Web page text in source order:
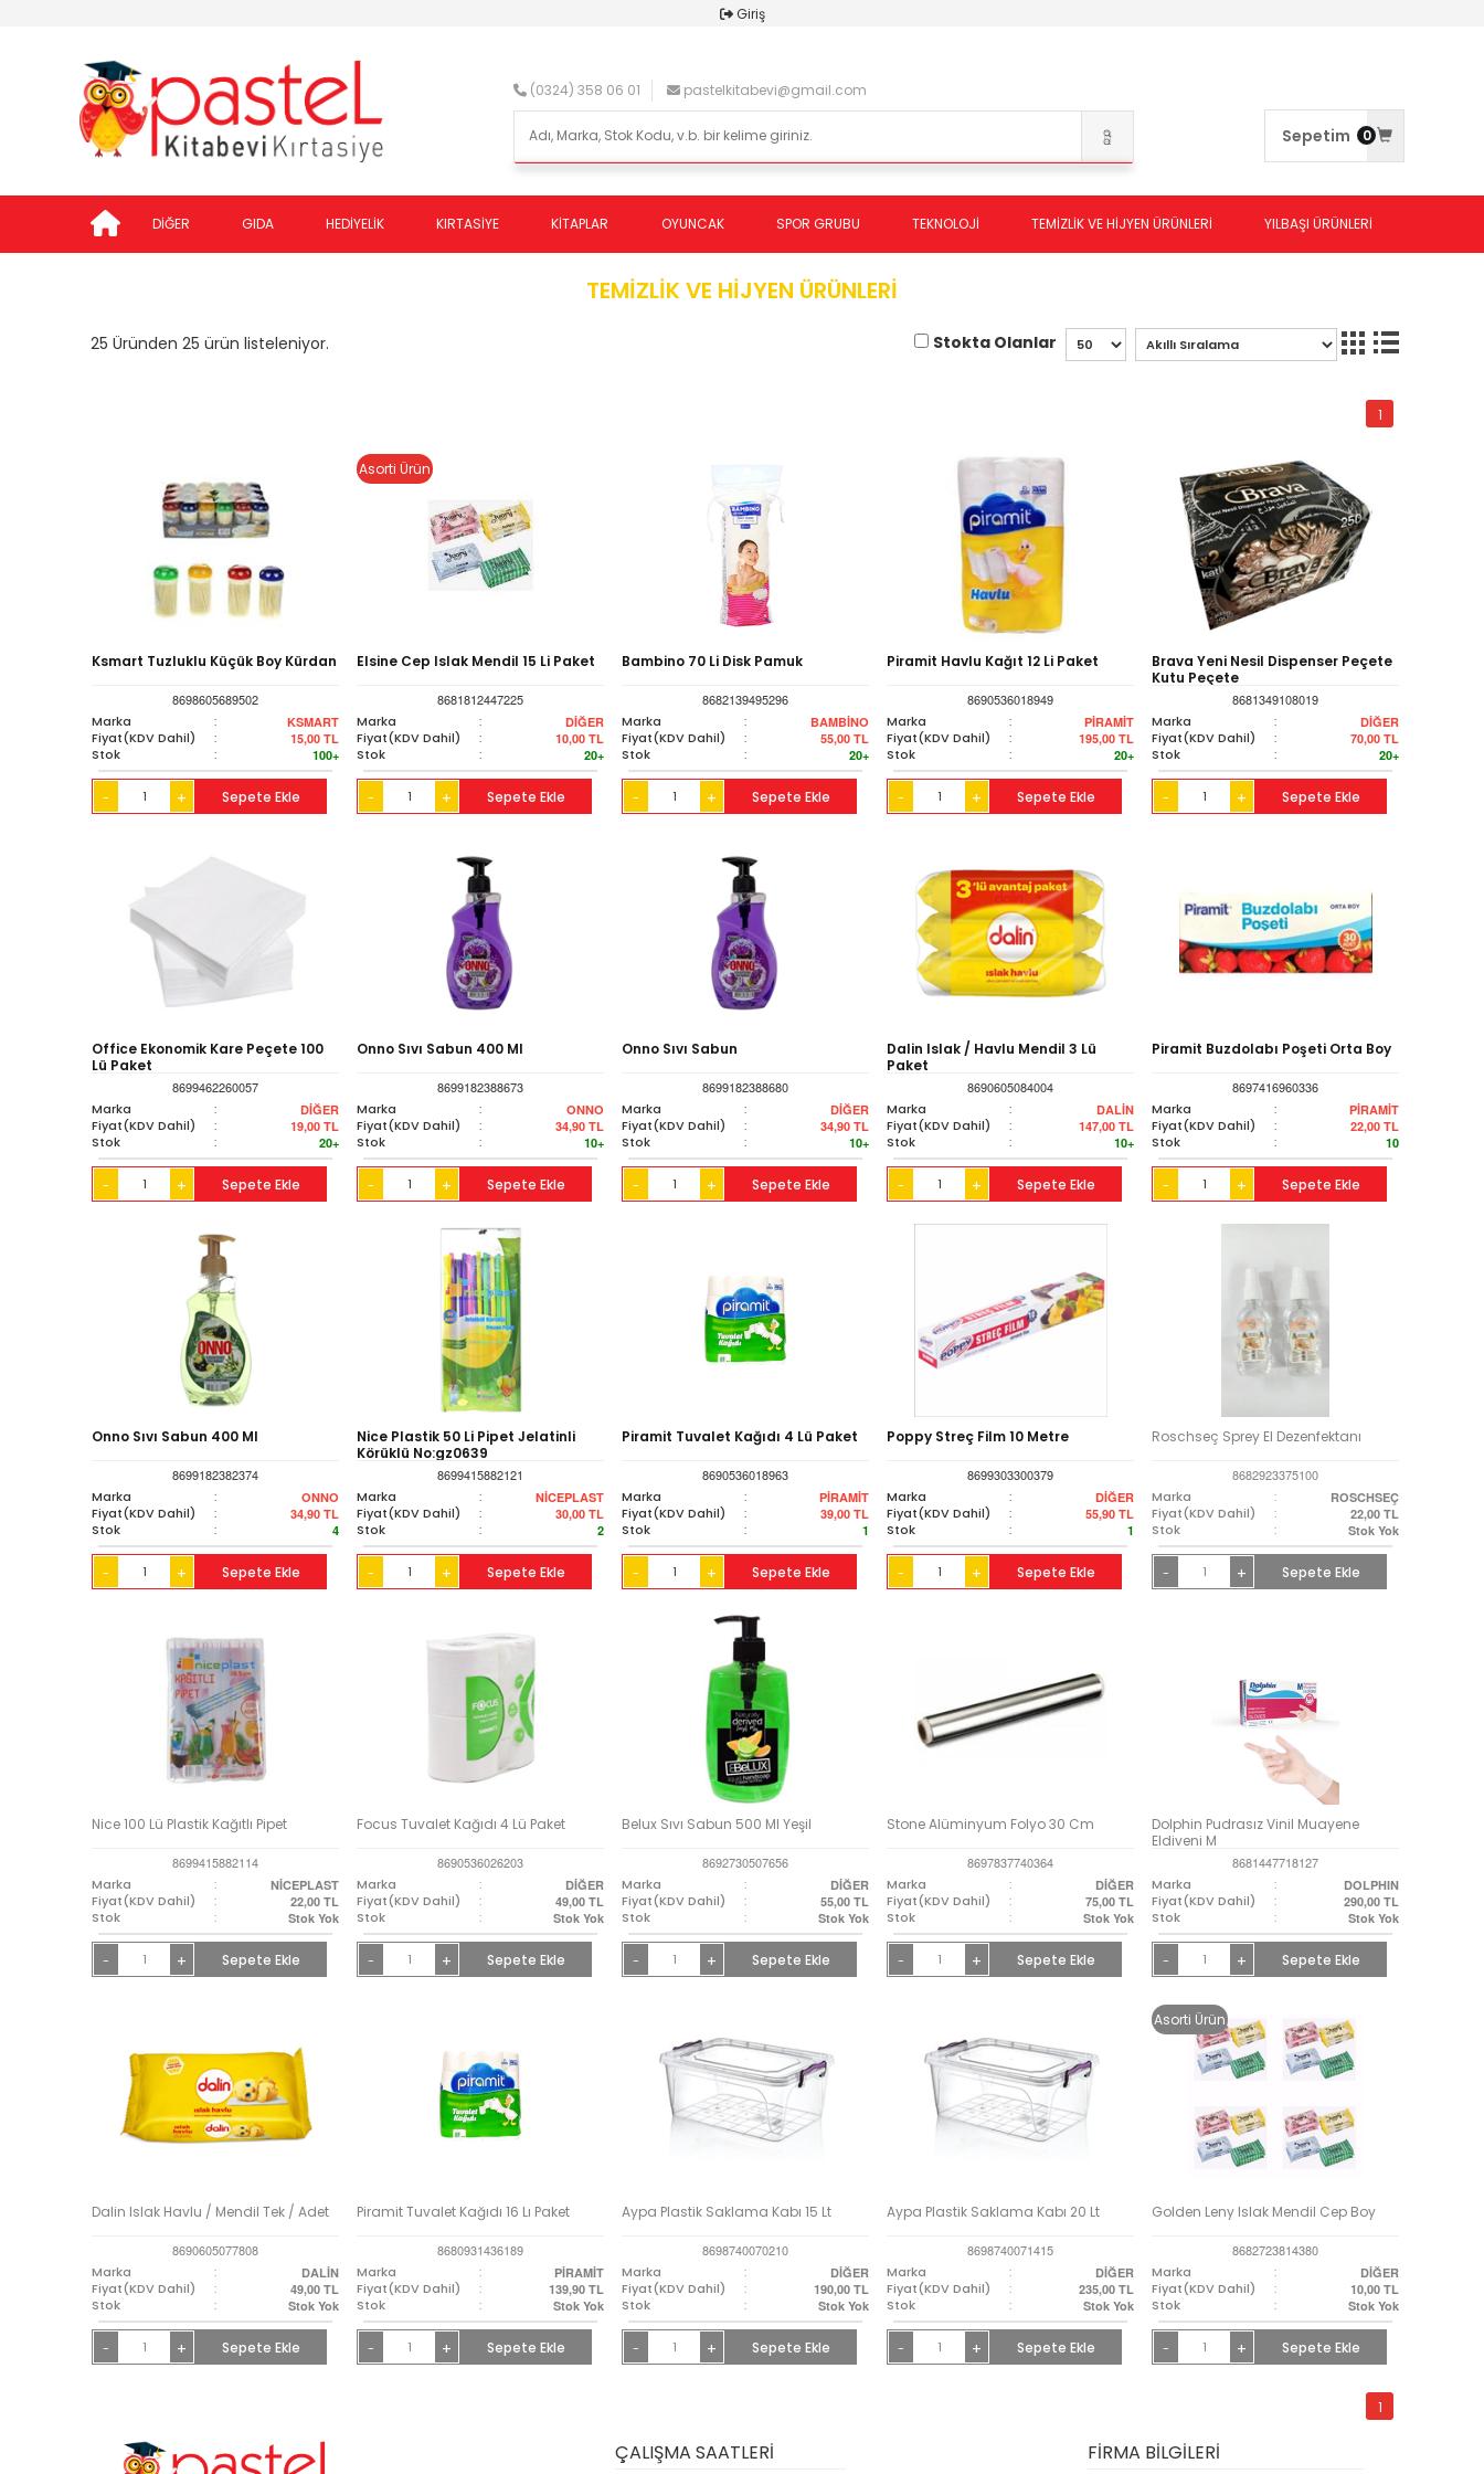
Giriş
(0324) 358 06 01 pastelkitabevi@gmail.com
Sepetim 0
DİĞER GIDA HEDİYELİK KIRTASİYE KİTAPLAR OYUNCAK SPOR GRUBU TEKNOLOJİ TEMİZLİK VE HİJYEN ÜRÜNLERİ YILBAŞI ÜRÜNLERİ
TEMİZLİK VE HİJYEN ÜRÜNLERİ
25 Üründen 25 ürün listeleniyor. Stokta Olanlar
1
Ksmart Tuzluklu Küçük Boy Kürdan
8698605689502
Marka
: KSMART
Fiyat(KDV Dahil) : 15,00 TL
Stok : 100+
- + Sepete Ekle
Asorti Ürün
Elsine Cep Islak Mendil 15 Li Paket
8681812447225
Marka
: DİĞER
Fiyat(KDV Dahil) : 10,00 TL
Stok : 20+
- + Sepete Ekle
Bambino 70 Li Disk Pamuk
8682139495296
Marka
: BAMBİNO
Fiyat(KDV Dahil) : 55,00 TL
Stok : 20+
- + Sepete Ekle
Piramit Havlu Kağıt 12 Li Paket
8690536018949
Marka
: PİRAMİT
Fiyat(KDV Dahil) : 195,00 TL
Stok : 20+
- + Sepete Ekle
Brava Yeni Nesil Dispenser Peçete
Kutu Peçete
8681349108019
Marka
: DİĞER
Fiyat(KDV Dahil) : 70,00 TL
Stok : 20+
- + Sepete Ekle
Office Ekonomik Kare Peçete 100
Lü Paket
8699462260057
Marka
: DİĞER
Fiyat(KDV Dahil) : 19,00 TL
Stok : 20+
- + Sepete Ekle
Onno Sıvı Sabun 400 Ml
8699182388673
Marka
: ONNO
Fiyat(KDV Dahil) : 34,90 TL
Stok : 10+
- + Sepete Ekle
Onno Sıvı Sabun
8699182388680
Marka
: DİĞER
Fiyat(KDV Dahil) : 34,90 TL
Stok : 10+
- + Sepete Ekle
Dalin Islak / Havlu Mendil 3 Lü
Paket
8690605084004
Marka
: DALİN
Fiyat(KDV Dahil) : 147,00 TL
Stok : 10+
- + Sepete Ekle
Piramit Buzdolabı Poşeti Orta Boy
8697416960336
Marka
: PİRAMİT
Fiyat(KDV Dahil) : 22,00 TL
Stok : 10
- + Sepete Ekle
Onno Sıvı Sabun 400 Ml
8699182382374
Marka
: ONNO
Fiyat(KDV Dahil) : 34,90 TL
Stok : 4
- + Sepete Ekle
Nice Plastik 50 Li Pipet Jelatinli
Körüklü No:gz0639
8699415882121
Marka
: NİCEPLAST
Fiyat(KDV Dahil) : 30,00 TL
Stok : 2
- + Sepete Ekle
Piramit Tuvalet Kağıdı 4 Lü Paket
8690536018963
Marka
: PİRAMİT
Fiyat(KDV Dahil) : 39,00 TL
Stok : 1
- + Sepete Ekle
Poppy Streç Film 10 Metre
8699303300379
Marka
: DİĞER
Fiyat(KDV Dahil) : 55,90 TL
Stok : 1
- + Sepete Ekle
Roschseç Sprey El Dezenfektanı
8682923375100
Marka
: ROSCHSEÇ
Fiyat(KDV Dahil) : 22,00 TL
Stok : Stok Yok
- + Sepete Ekle
Nice 100 Lü Plastik Kağıtlı Pipet
8699415882114
Marka
: NİCEPLAST
Fiyat(KDV Dahil) : 22,00 TL
Stok : Stok Yok
- + Sepete Ekle
Focus Tuvalet Kağıdı 4 Lü Paket
8690536026203
Marka
: DİĞER
Fiyat(KDV Dahil) : 49,00 TL
Stok : Stok Yok
- + Sepete Ekle
Belux Sıvı Sabun 500 Ml Yeşil
8692730507656
Marka
: DİĞER
Fiyat(KDV Dahil) : 55,00 TL
Stok : Stok Yok
- + Sepete Ekle
Stone Alüminyum Folyo 30 Cm
8697837740364
Marka
: DİĞER
Fiyat(KDV Dahil) : 75,00 TL
Stok : Stok Yok
- + Sepete Ekle
Dolphin Pudrasız Vinil Muayene
Eldiveni M
8681447718127
Marka
: DOLPHIN
Fiyat(KDV Dahil) : 290,00 TL
Stok : Stok Yok
- + Sepete Ekle
Dalin Islak Havlu / Mendil Tek / Adet
8690605077808
Marka
: DALİN
Fiyat(KDV Dahil) : 49,00 TL
Stok : Stok Yok
- + Sepete Ekle
Piramit Tuvalet Kağıdı 16 Lı Paket
8680931436189
Marka
: PİRAMİT
Fiyat(KDV Dahil) : 139,90 TL
Stok : Stok Yok
- + Sepete Ekle
Aypa Plastik Saklama Kabı 15 Lt
8698740070210
Marka
: DİĞER
Fiyat(KDV Dahil) : 190,00 TL
Stok : Stok Yok
- + Sepete Ekle
Aypa Plastik Saklama Kabı 20 Lt
8698740071415
Marka
: DİĞER
Fiyat(KDV Dahil) : 235,00 TL
Stok : Stok Yok
- + Sepete Ekle
Asorti Ürün
Golden Leny Islak Mendil Cep Boy
8682723814380
Marka
: DİĞER
Fiyat(KDV Dahil) : 10,00 TL
Stok : Stok Yok
- + Sepete Ekle
1
ÇALIŞMA SAATLERİ FİRMA BİLGİLERİ